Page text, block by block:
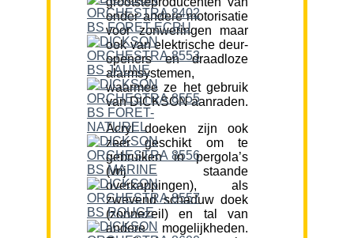
onder andere motorisatie
voor zonweringen maar
ook van elektrische deur-
openers en draadloze
alarmsystemen,
waarmee ze het gebruik
van DICKSON aanraden.
Acryl doeken zijn ook
zeer geschikt om te
gebruiken in pergola’s
(vrij staande
overkappingen), als
zwevend schaduw doek
(zonnezeil) en tal van
andere mogelijkheden.